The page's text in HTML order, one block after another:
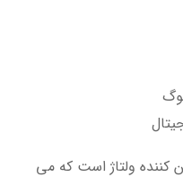
کننده ولتاژ است که می